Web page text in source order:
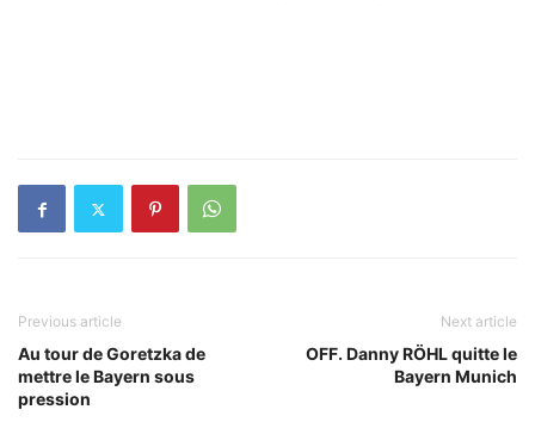
Previous article
Au tour de Goretzka de
mettre le Bayern sous
pression
Next article
OFF. Danny RÖHL quitte le
Bayern Munich